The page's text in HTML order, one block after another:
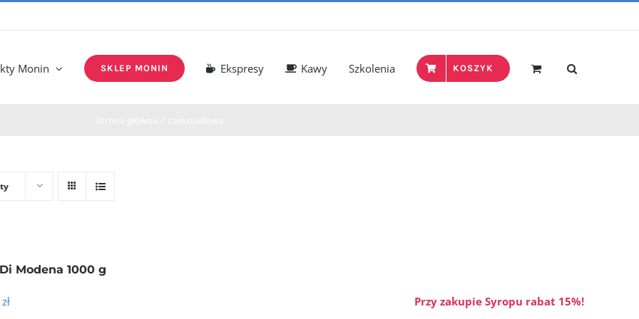
Monin SKLEP MONIN Ekspresy Kawy Szkolenia KOSZYK
Modena 1000 g
zł Przy zakupie Syropu rabat 15%!